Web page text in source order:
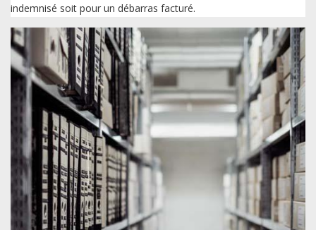
indemnisé soit pour un débarras facturé.